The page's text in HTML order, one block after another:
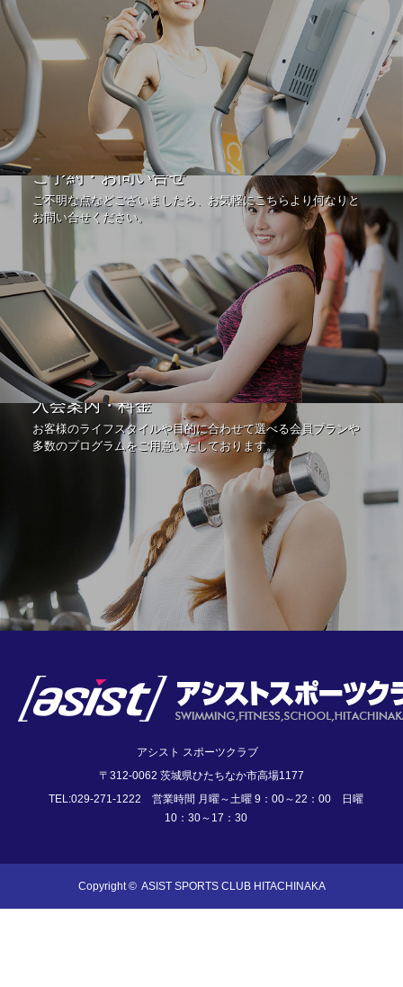
ご予約・お問い合せ
ご不明な点などございましたら、お気軽にこちらより何なりと
お問い合せください。
入会案内・料金
お客様のライフスタイルや目的に合わせて選べる会員プランや
多数のプログラムをご用意いたしております。
アシスト スポーツクラブ
〒312-0062 茨城県ひたちなか市高場1177
TEL:029-271-1222 営業時間 月曜～土曜 9：00～22：00 日曜
10：30～17：30
Copyright © ASIST SPORTS CLUB HITACHINAKA